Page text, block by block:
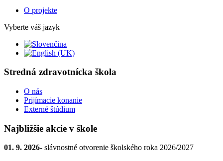
O projekte
Vyberte váš jazyk
Stredná zdravotnícka škola
O nás
Prijímacie konanie
Externé štúdium
Najbližšie akcie v škole
01. 9. 2026- slávnostné otvorenie školského roka 2026/2027